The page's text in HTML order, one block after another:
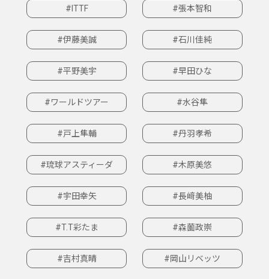
#ITTF #張本智和
#伊藤美誠 #石川佳純
#平野美宇 #早田ひな
#ワールドツアー #水谷隼
#戸上隼輔 #丹羽孝希
#琉球アスティーダ #木原美悠
#宇田幸矢 #長﨑美柚
#T.T彩たま #森薗政崇
#吉村真晴 #岡山リベッツ